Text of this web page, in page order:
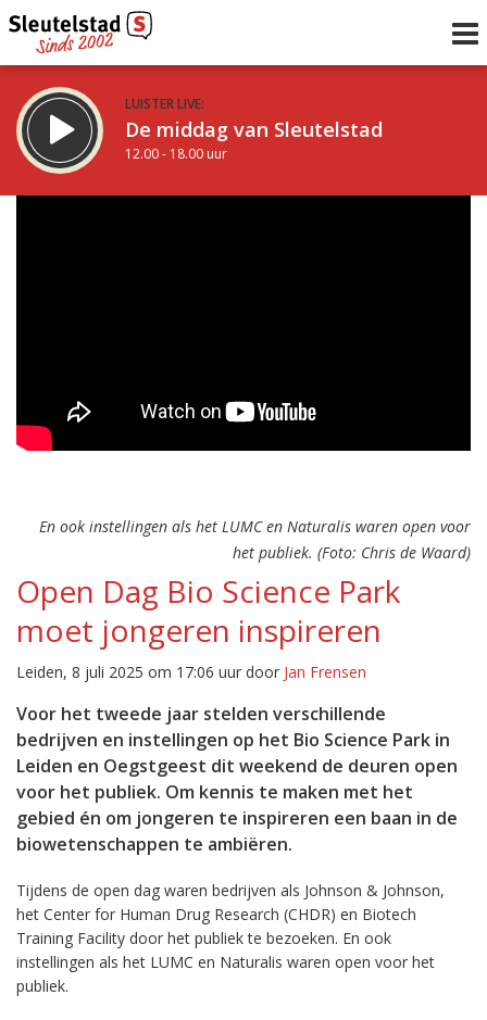
LUISTER LIVE:
De middag van Sleutelstad
12.00 - 18.00 uur
En ook instellingen als het LUMC en Naturalis waren open voor
het publiek. (Foto: Chris de Waard)
Open Dag Bio Science Park
moet jongeren inspireren
Leiden, 8 juli 2025 om 17:06 uur door Jan Frensen
Voor het tweede jaar stelden verschillende
bedrijven en instellingen op het Bio Science Park in
Leiden en Oegstgeest dit weekend de deuren open
voor het publiek. Om kennis te maken met het
gebied én om jongeren te inspireren een baan in de
biowetenschappen te ambiëren.
Tijdens de open dag waren bedrijven als Johnson & Johnson,
het Center for Human Drug Research (CHDR) en Biotech
Training Facility door het publiek te bezoeken. En ook
instellingen als het LUMC en Naturalis waren open voor het
publiek.